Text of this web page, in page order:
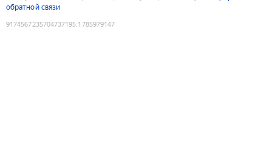
обратной связи
9174567235704737195:1785979147